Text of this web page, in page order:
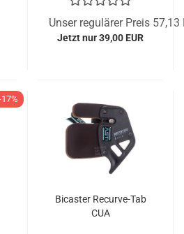
Unser regulärer Preis 57,13
Jetzt nur 39,00 EUR
Bicaster Recurve-Tab
CUA